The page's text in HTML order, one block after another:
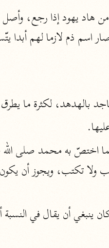
التنزيل
بالهدهد، لكثرة ما